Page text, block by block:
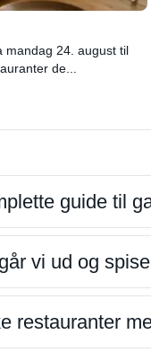
mandag 24. august til
de...
guide til
vi ud og
restauranter